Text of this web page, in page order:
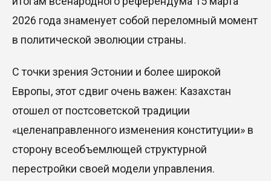
2026 года знаменует собой переломный момент
в политической эволюции страны.
С точки зрения Эстонии и более широкой
Европы, этот сдвиг очень важен: Казахстан
отошел от постсоветской традиции
«целенаправленного изменения конституции» в
сторону всеобъемлющей структурной
перестройки своей модели управления.